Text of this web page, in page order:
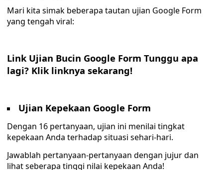
Mari kita simak beberapa tautan ujian Google Form
yang tengah viral:
Link Ujian Bucin Google Form Tunggu apa
lagi? Klik linknya sekarang!
Ujian Kepekaan Google Form
Dengan 16 pertanyaan, ujian ini menilai tingkat
kepekaan Anda terhadap situasi sehari-hari.
Jawablah pertanyaan-pertanyaan dengan jujur dan
lihat seberapa tinggi nilai kepekaan Anda!